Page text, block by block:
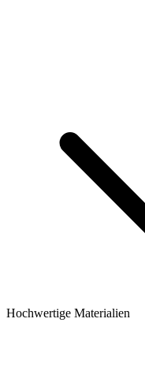
Hochwertige Materialien